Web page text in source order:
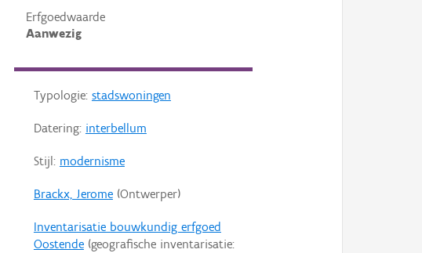
Erfgoedwaarde
Aanwezig
Typologie: stadswoningen
Datering: interbellum
Stijl: modernisme
Brackx, Jerome(Ontwerper)
Inventarisatie bouwkundig erfgoed
Oostende(geografische inventarisatie: